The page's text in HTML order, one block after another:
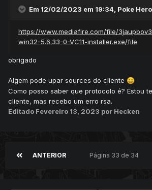
Em 12/02/2023 em 19:34, Poke Hero
https://www.mediafire.com/file/
win32-5.6.33-0-VC11-installer.exe/file
obrigado
Algem pode upar sources do cliente 😄
Como posso saber que protocolo é? Estou
cliente, mas recebo um erro rsa.
Editado Fevereiro 13, 2023 por Hecken
ANTERIOR Página 33 de 34